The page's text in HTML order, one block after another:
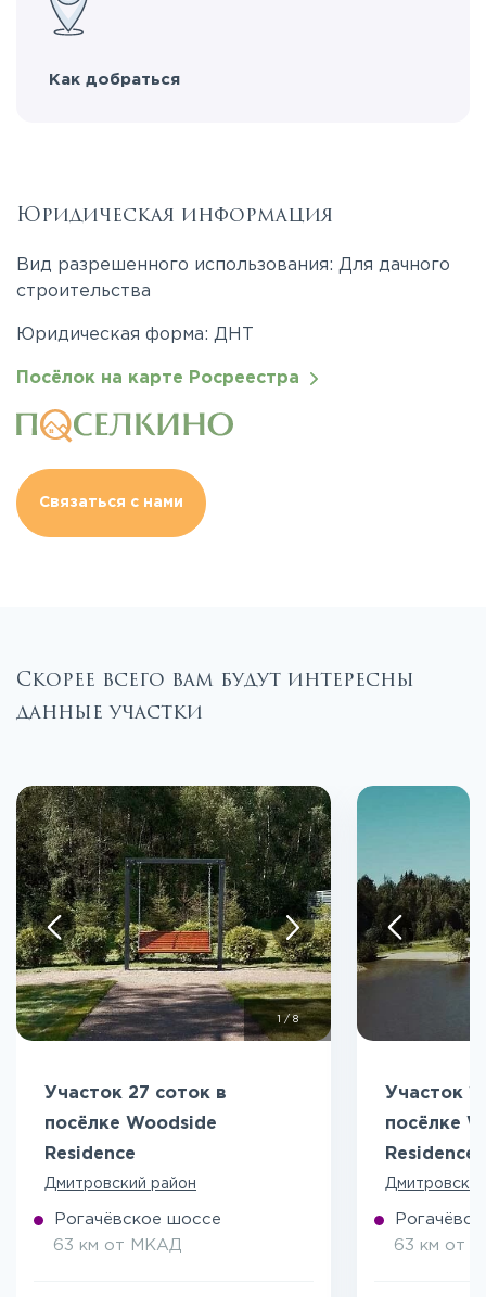
Как добраться
Юридическая информация
Вид разрешенного использования: Для дачного
строительства
Юридическая форма: ДНТ
Посёлок на карте Росреестра
Связаться с нами
Скорее всего вам будут интересны
данные участки
1 /8
Участок 27 соток в
посёлке Woodside
Residence
Дмитровский район
Рогачёвское шоссе
63 км от МКАД
Участок
посёлке
Residence
63 км от